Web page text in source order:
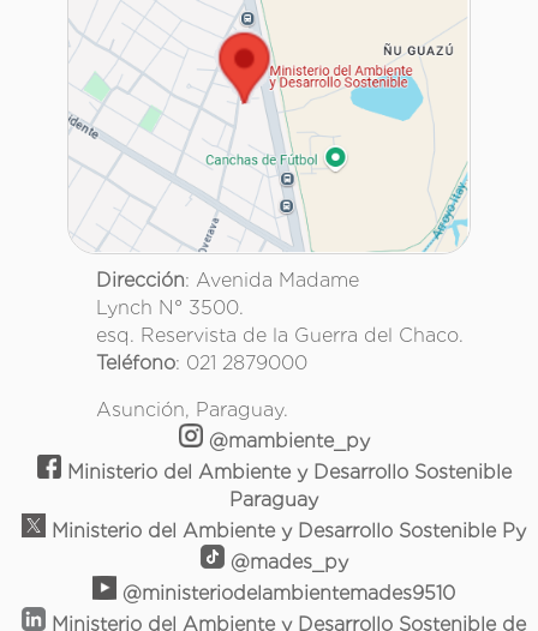
Dirección: Avenida Madame
Lynch N° 3500.
esq. Reservista de la Guerra del Chaco.
Teléfono: 021 2879000
Asunción, Paraguay.
@mambiente_py
Ministerio del Ambiente y Desarrollo Sostenible
Paraguay
Ministerio del Ambiente y Desarrollo Sostenible Py
@mades_py
@ministeriodelambientemades9510
Ministerio del Ambiente y Desarrollo Sostenible de